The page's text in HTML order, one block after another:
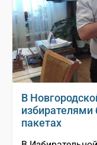
В
избирателями
пакетах